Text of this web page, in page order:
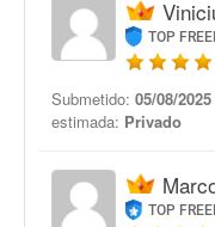
TOP
Submetido: 05/08/
estimada: Privado
TOP